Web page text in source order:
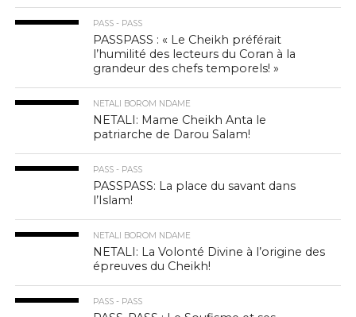
PASS - PASS
PASSPASS : « Le Cheikh préférait
l’humilité des lecteurs du Coran à la
grandeur des chefs temporels! »
NETALI BOROM NDAME
NETALI: Mame Cheikh Anta le
patriarche de Darou Salam!
PASS - PASS
PASSPASS: La place du savant dans
l’Islam!
NETALI BOROM NDAME
NETALI: La Volonté Divine à l’origine des
épreuves du Cheikh!
PASS - PASS